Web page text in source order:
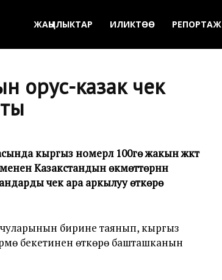
ЖАҢЫЛЫКТАР ИЛИКТӨӨ РЕПОРТАЖ
орус-казак чек
кыргыз номерлүү 100гө жакын жүктүү
Казакстандын өкмөттөрүнүн
чек ара аркылуу өткөрө
бирине таянып, кыргыз
бекетинен өткөрө башташканын